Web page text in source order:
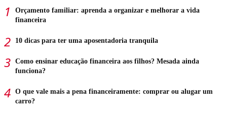
Orçamento familiar: aprenda a organizar e melhorar a vida
financeira
10 dicas para ter uma aposentadoria tranquila
Como ensinar educação financeira aos filhos? Mesada ainda
funciona?
O que vale mais a pena financeiramente: comprar ou alugar um
carro?